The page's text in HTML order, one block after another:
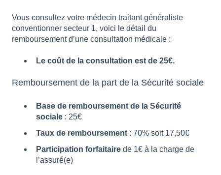
Vous consultez votre médecin traitant généraliste
conventionner secteur 1, voici le détail du
remboursement d’une consultation médicale :
Le coût de la consultation est de 25€.
Remboursement de la part de la Sécurité sociale
Base de remboursement de la Sécurité
sociale : 25€
Taux de remboursement : 70% soit 17,50€
Participation forfaitaire de 1€ à la charge de
l’assuré(e)